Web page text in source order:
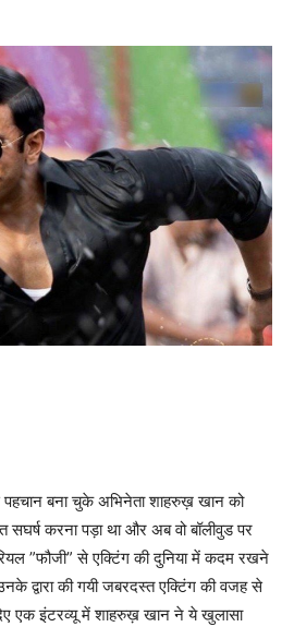
बना चुके अभिनेता शाहरुख़ खान को
सघर्ष करना पड़ा था और अब वो बॉलीवुड पर
”फौजी” से एक्टिंग की दुनिया में कदम रखने
द्वारा की गयी जबरदस्त एक्टिंग की वजह से
एक इंटरव्यू में शाहरुख़ खान ने ये खुलासा